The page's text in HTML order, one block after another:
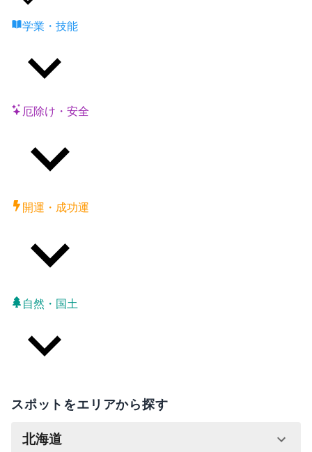
学業・技能
厄除け・安全
開運・成功運
自然・国土
スポットをエリアから探す
北海道